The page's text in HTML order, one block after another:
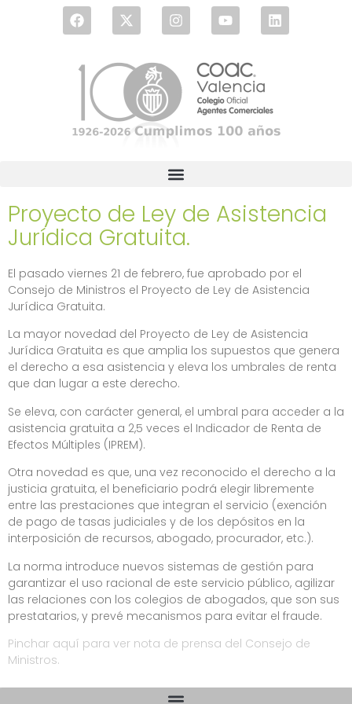
Proyecto de Ley de Asistencia
Jurídica Gratuita.
El pasado viernes 21 de febrero, fue aprobado por el
Consejo de Ministros el Proyecto de Ley de Asistencia
Jurídica Gratuita.
La mayor novedad del Proyecto de Ley de Asistencia
Jurídica Gratuita es que amplia los supuestos que genera
el derecho a esa asistencia y eleva los umbrales de renta
que dan lugar a este derecho.
Se eleva, con carácter general, el umbral para acceder a la
asistencia gratuita a 2,5 veces el Indicador de Renta de
Efectos Múltiples (IPREM).
Otra novedad es que, una vez reconocido el derecho a la
justicia gratuita, el beneficiario podrá elegir libremente
entre las prestaciones que integran el servicio (exención
de pago de tasas judiciales y de los depósitos en la
interposición de recursos, abogado, procurador, etc.).
La norma introduce nuevos sistemas de gestión para
garantizar el uso racional de este servicio público, agilizar
las relaciones con los colegios de abogados, que son sus
prestatarios, y prevé mecanismos para evitar el fraude.
Pinchar aquí para ver nota de prensa del Consejo de
Ministros.